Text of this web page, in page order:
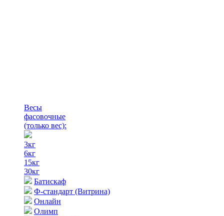
Весы
фасовочные
(только вес):
3кг
6кг
15кг
30кг
Батискаф
Ф-стандарт (Витрина)
Онлайн
Олимп